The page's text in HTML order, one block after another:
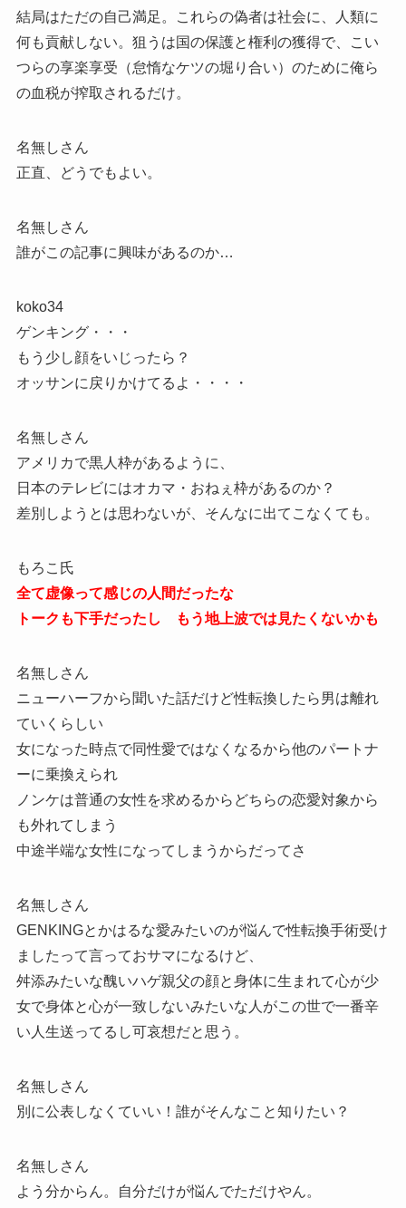
結局はただの自己満足。これらの偽者は社会に、人類に
何も貢献しない。狙うは国の保護と権利の獲得で、こい
つらの享楽享受（怠惰なケツの堀り合い）のために俺ら
の血税が搾取されるだけ。
名無しさん
正直、どうでもよい。
名無しさん
誰がこの記事に興味があるのか…
koko34
ゲンキング・・・
もう少し顔をいじったら？
オッサンに戻りかけてるよ・・・・
名無しさん
アメリカで黒人枠があるように、
日本のテレビにはオカマ・おねぇ枠があるのか？
差別しようとは思わないが、そんなに出てこなくても。
もろこ氏
全て虚像って感じの人間だったな
トークも下手だったし もう地上波では見たくないかも
名無しさん
ニューハーフから聞いた話だけど性転換したら男は離れ
ていくらしい
女になった時点で同性愛ではなくなるから他のパートナ
ーに乗換えられ
ノンケは普通の女性を求めるからどちらの恋愛対象から
も外れてしまう
中途半端な女性になってしまうからだってさ
名無しさん
GENKINGとかはるな愛みたいのが悩んで性転換手術受け
ましたって言っておサマになるけど、
舛添みたいな醜いハゲ親父の顔と身体に生まれて心が少
女で身体と心が一致しないみたいな人がこの世で一番辛
い人生送ってるし可哀想だと思う。
名無しさん
別に公表しなくていい！誰がそんなこと知りたい？
名無しさん
よう分からん。自分だけが悩んでただけやん。